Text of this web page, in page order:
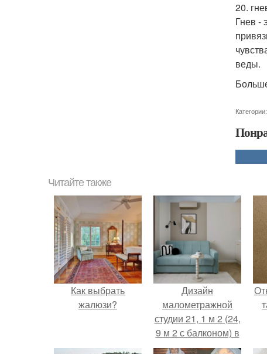
20.
Гнев -
веды.
Категории:
Читайте также
Как выбрать
жалюзи?
Дизайн
малометражной
студии 21, 1 м 2 (24,
9 м 2 с балконом) в
Краснодаре.